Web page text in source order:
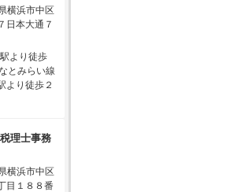
横浜市中区
日本大通７
より徒歩
とみらい線
より徒歩２
理士事務
横浜市中区
目１８８番